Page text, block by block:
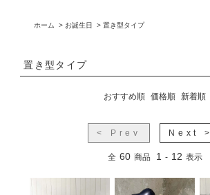
ホーム > お誕生日 >置き型タイプ
置き型タイプ
おすすめ順 価格順 新着順
< Prev Next >
全 60 商品 1 - 12 表示